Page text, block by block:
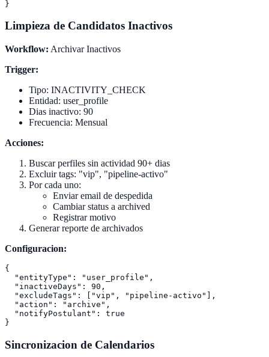
Limpieza de Candidatos Inactivos
Workflow: Archivar Inactivos
Trigger:
Tipo: INACTIVITY_CHECK
Entidad: user_profile
Dias inactivo: 90
Frecuencia: Mensual
Acciones:
Buscar perfiles sin actividad 90+ dias
Excluir tags: "vip", "pipeline-activo"
Por cada uno:
Enviar email de despedida
Cambiar status a archived
Registrar motivo
Generar reporte de archivados
Configuracion:
{
  "entityType": "user_profile",
  "inactiveDays": 90,
  "excludeTags": ["vip", "pipeline-activo"],
  "action": "archive",
  "notifyPostulant": true
Sincronizacion de Calendarios